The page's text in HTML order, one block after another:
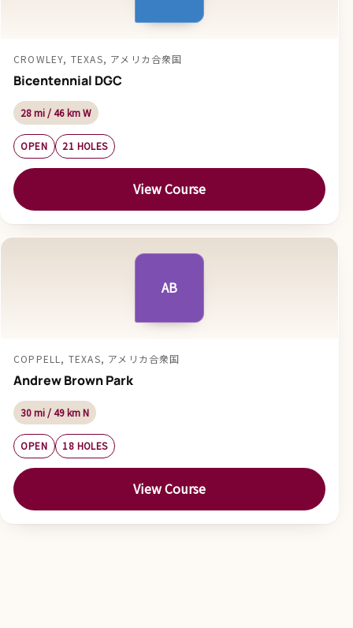
CROWLEY, TEXAS, アメリカ合衆国
Bicentennial DGC
28 mi / 46 km W
OPEN 21 HOLES
View Course
AB
COPPELL, TEXAS, アメリカ合衆国
Andrew Brown Park
30 mi / 49 km N
OPEN 18 HOLES
View Course